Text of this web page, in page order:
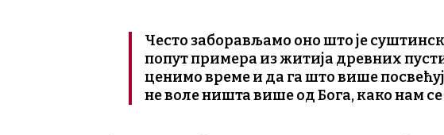
Често заборављамо оно што је
попут примера из житија древних
ценимо време и да га што више
не воле ништа више од Бога, како нам